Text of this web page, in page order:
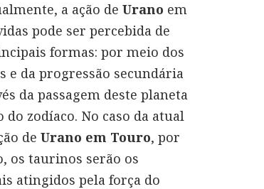
a ação de Urano em
pode ser percebida de
formas: por meio dos
e da progressão secundária
da passagem deste planeta
do zodíaco. No caso da atual
de Urano em Touro, por
os taurinos serão os
atingidos pela força do